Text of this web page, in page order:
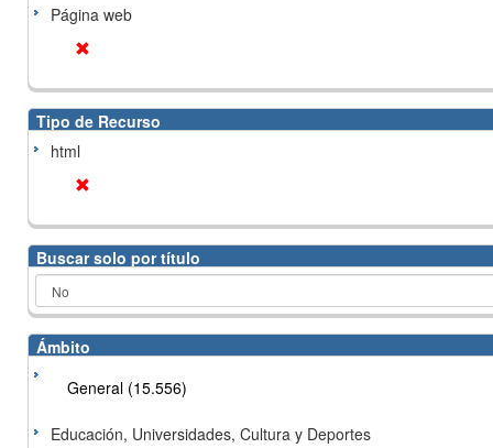
Página web
Tipo de Recurso
html
Buscar solo por título
Ámbito
General (15.556)
Educación, Universidades, Cultura y Deportes